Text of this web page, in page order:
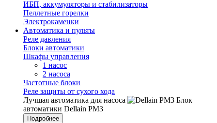
ИБП, аккумуляторы и стабилизаторы
Пеллетные горелки
Электрокаменки
Автоматика и пульты
Реле давления
Блоки автоматики
Шкафы управления
1 насос
2 насоса
Частотные блоки
Реле защиты от сухого хода
Лучшая автоматика для насоса
Блок
автоматики Dellain PM3
Подробнее